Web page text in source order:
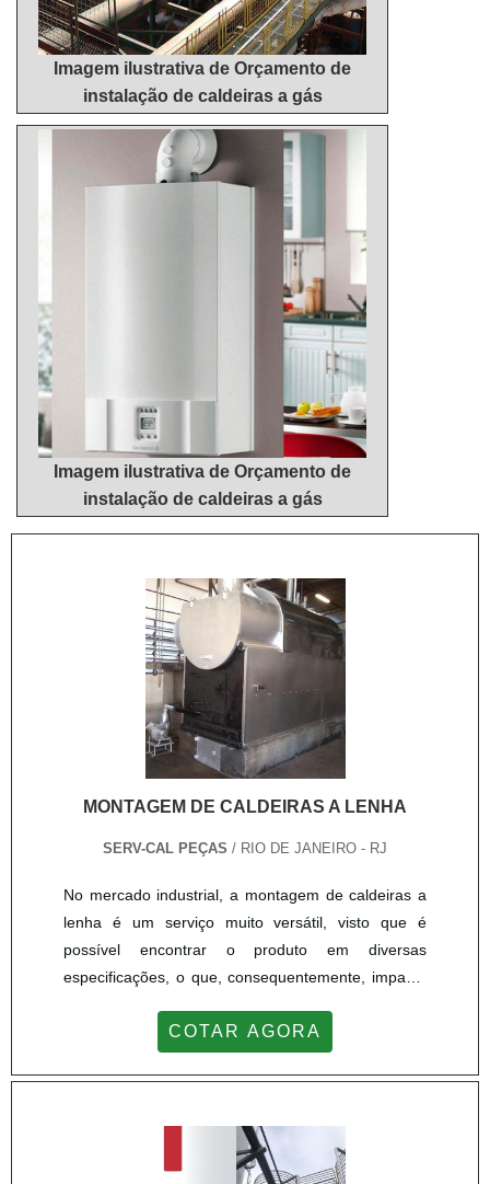
Imagem ilustrativa de Orçamento de
instalação de caldeiras a gás
Imagem ilustrativa de Orçamento de
instalação de caldeiras a gás
MONTAGEM DE CALDEIRAS A LENHA
SERV-CAL PEÇAS / RIO DE JANEIRO - RJ
No mercado industrial, a montagem de caldeiras a
lenha é um serviço muito versátil, visto que é
possível encontrar o produto em diversas
especificações, o que, consequentemente, impacta
isso, a realização de uma pesquisa de mercado é
REALIZAÇÃO DO SERVIÇOComposta por diversos
a grelha, a caldeira a lenha é um equipamento que
tem como escopo de empregabilidade a produção
COTAR AGORA